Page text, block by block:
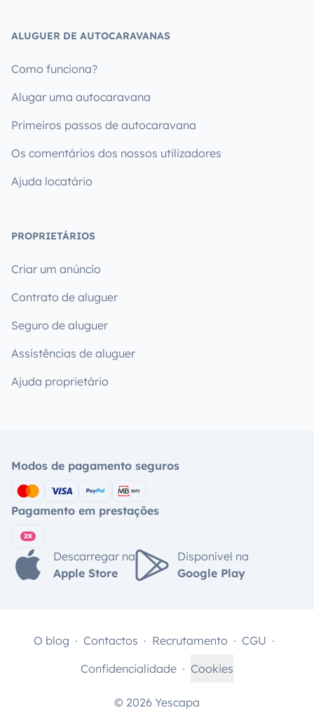
ALUGUER DE AUTOCARAVANAS
Como funciona?
Alugar uma autocaravana
Primeiros passos de autocaravana
Os comentários dos nossos utilizadores
Ajuda locatário
PROPRIETÁRIOS
Criar um anúncio
Contrato de aluguer
Seguro de aluguer
Assistências de aluguer
Ajuda proprietário
Modos de pagamento seguros
Pagamento em prestações
Descarregar na
Apple Store
Disponível na
Google Play
© 2026 Yescapa
O blog Contactos Recrutamento
CGU
Confidencialidade
Cookies